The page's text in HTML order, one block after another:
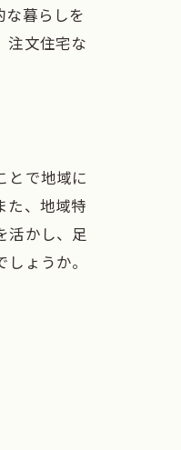
暮らしを
注文住宅な
とで地域に
た、地域特
活かし、足
ょうか。